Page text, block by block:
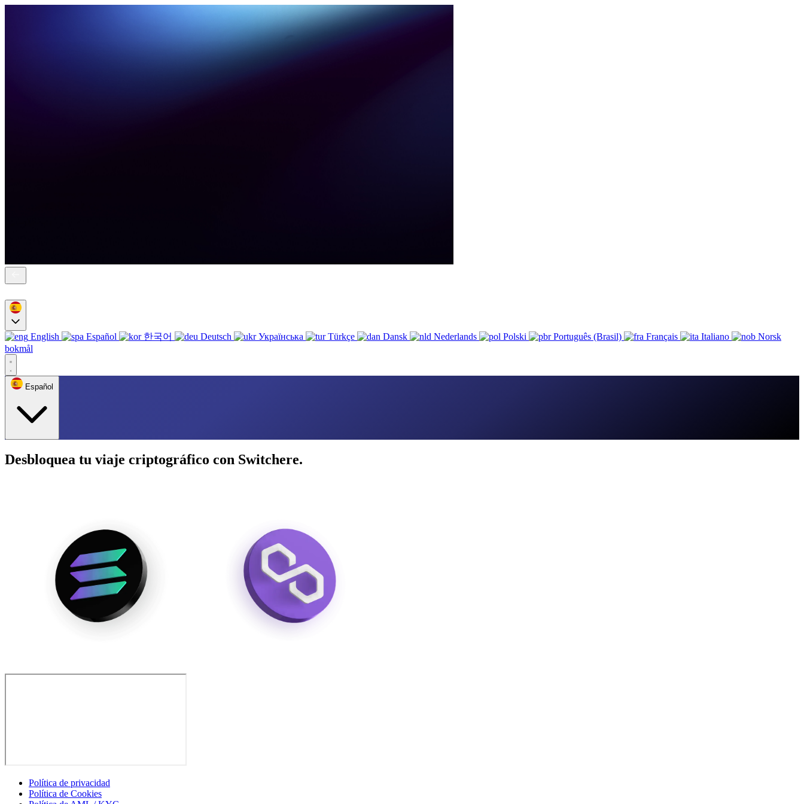
English Español 한국어 Deutsch Українська Türkçe Dansk Nederlands Polski Português (Brasil) Français Italiano
Norsk
bokmål
Español
Desbloquea tu viaje criptográfico con Switchere.
Política de privacidad
Política de Cookies